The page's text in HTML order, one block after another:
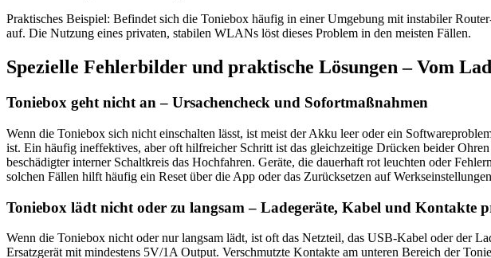
Praktisches Beispiel: Befindet sich die Toniebox häufig in einer Umgebung mit instabiler
auf. Die Nutzung eines privaten, stabilen WLANs löst dieses Problem in den meisten Fällen.
Spezielle Fehlerbilder und praktische Lösungen – Vom
Toniebox geht nicht an – Ursachencheck und Sofortmaßnahmen
Wenn die Toniebox sich nicht einschalten lässt, ist meist der Akku leer oder ein
ist. Ein häufig ineffektives, aber oft hilfreicher Schritt ist das gleichzeitige Drücken beider
beschädigter interner Schaltkreis das Hochfahren. Geräte, die dauerhaft rot leuchten oder
solchen Fällen hilft häufig ein Reset über die App oder das Zurücksetzen auf
Toniebox lädt nicht oder zu langsam – Ladegeräte, Kabel und Kontakte
Wenn die Toniebox nicht oder nur langsam lädt, ist oft das Netzteil, das USB-Kabel oder der
Ersatzgerät mit mindestens 5V/1A Output. Verschmutzte Kontakte am unteren Bereich der